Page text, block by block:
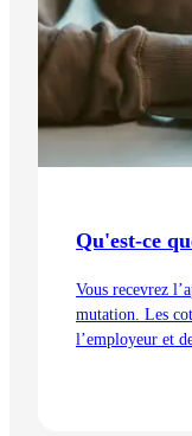
Qu'est-ce
Vous recevrez
mutation. Les
l’employeur et